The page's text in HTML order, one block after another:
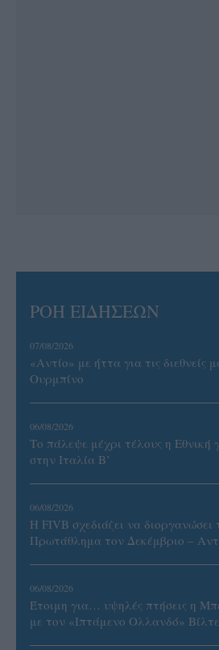
ΡΟΗ ΕΙΔΗΣΕΩΝ
07/08/2026
«Αντίο» με ήττα για τις διεθνείς
Ουρμπίνο
06/08/2026
Το πάλεψε μέχρι τέλους η Εθνική
στην Ιταλία Β’
06/08/2026
Η FIVB σχεδιάζει να διοργανώσει
Πρωτάθλημα τον Δεκέμβριο –
06/08/2026
Έτοιμη για… υψηλές πτήσεις η
με τον «Ιπτάμενο Ολλανδό»